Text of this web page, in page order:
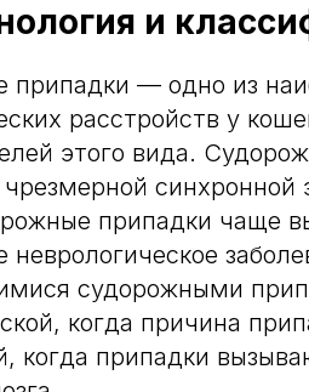
и
припадки — одно из
расстройств у
этого вида.
синхронной
припадки чаще
неврологическое
судорожными
когда причина
когда припадки